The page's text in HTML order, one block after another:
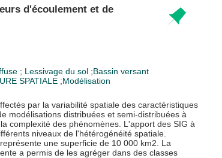
d'écoulement et de
; Lessivage du sol ;Bassin versant
SPATIALE ;Modélisation
par la variabilité spatiale des caractéristiques
modélisations distribuées et semi-distribuées à
complexité des phénomènes. L'apport des SIG à
niveaux de l'hétérogénéité spatiale.
une superficie de 10 000 km2. La
a permis de les agréger dans des classes